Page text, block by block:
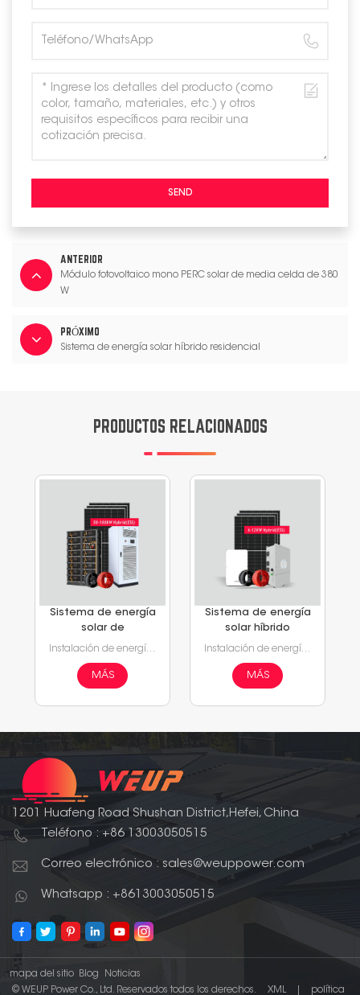
SEND
ANTERIOR
Módulo fotovoltaico mono PERC solar de media celda de 380
W
PRÓXIMO
Sistema de energía solar híbrido residencial
PRODUCTOS RELACIONADOS
Sistema de energía
solar de
almacenamiento
comercial
Instalación de energía solar híbrida comercial 50KW 100KW 200KW 500KW
MÁS
Sistema de energía
solar híbrido
residencial
Instalación de energía solar híbrida residencial 5KW 8KW 10KW 12KW 15KW
MÁS
1201 Huafeng Road Shushan District,Hefei, China
Teléfono : +86 13003050515
Correo electrónico : sales@weuppower.com
Whatsapp : +8613003050515
mapa del sitio Blog
Noticias
© WEUP Power Co., Ltd. Reservados todos los derechos.
XML política